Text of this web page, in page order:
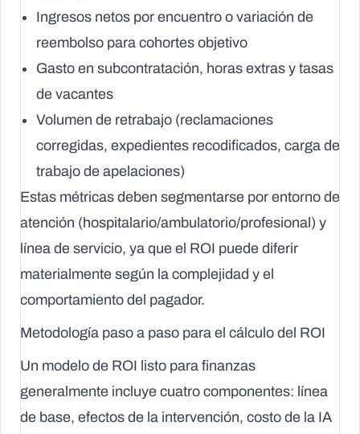
Ingresos netos por encuentro o variación de
reembolso para cohortes objetivo
Gasto en subcontratación, horas extras y tasas
de vacantes
Volumen de retrabajo (reclamaciones
corregidas, expedientes recodificados, carga de
trabajo de apelaciones)
Estas métricas deben segmentarse por entorno de
atención (hospitalario/ambulatorio/profesional) y
línea de servicio, ya que el ROI puede diferir
materialmente según la complejidad y el
comportamiento del pagador.
Metodología paso a paso para el cálculo del ROI
Un modelo de ROI listo para finanzas
generalmente incluye cuatro componentes: línea
de base, efectos de la intervención, costo de la IA